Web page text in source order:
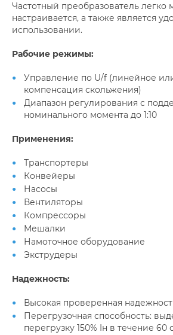
Частотный преобразователь легко
настраивается, а также является
использовании.
Рабочие режимы:
Управление по U/f (линейное
компенсация скольжения)
Диапазон регулирования с
номинального момента до 1:10
Применения:
Транспортеры
Конвейеры
Насосы
Вентиляторы
Компрессоры
Мешалки
Намоточное оборудование
Экструдеры
Надежность:
Высокая проверенная
Перегрузочная способность:
перегрузку 150% Iн в течение 60